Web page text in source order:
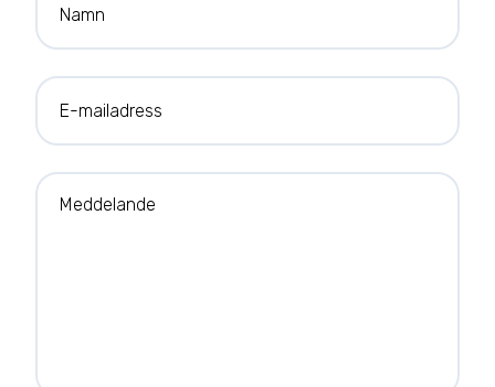
E-mailadress
Meddelande